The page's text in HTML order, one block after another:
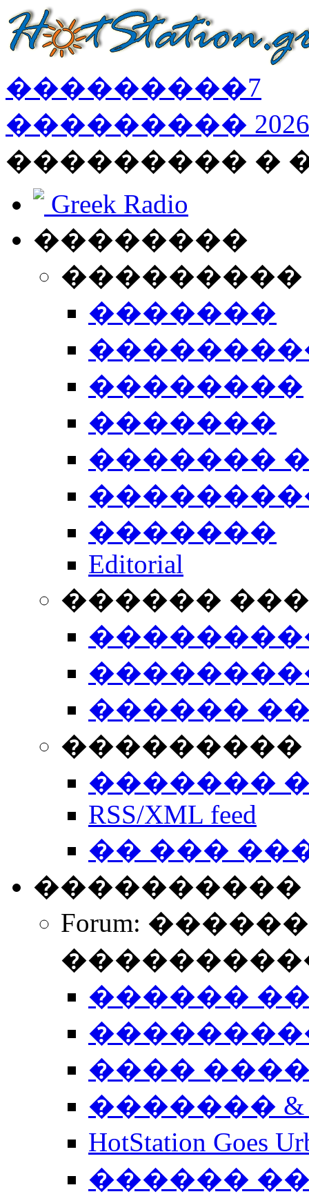
���������7
��������� 2026
��������� �
Greek Radio
��������
�������
��������
�������
�������
�������
Editorial
������
������
���������
�������
RSS/XML feed
�� ���
����������
Forum:
������
����
�������
HotStation
������